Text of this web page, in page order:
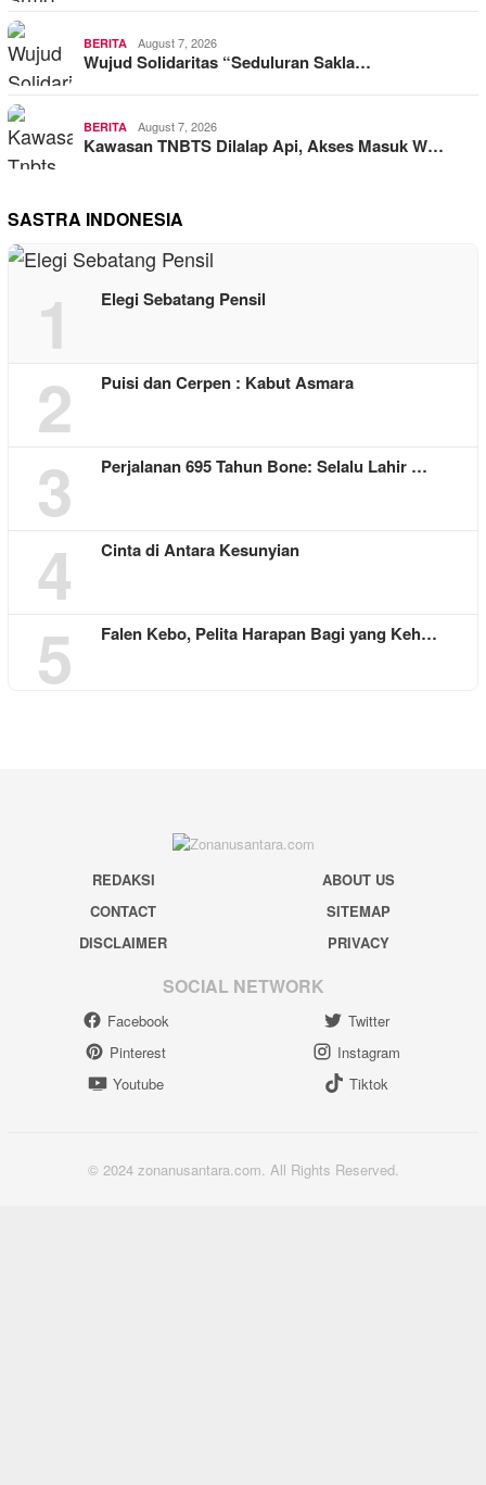
BERITA August 7, 2026
Wujud Solidaritas “Seduluran Sakla…
BERITA August 7, 2026
Kawasan TNBTS Dilalap Api, Akses Masuk W…
SASTRA INDONESIA
1 Elegi Sebatang Pensil
2 Puisi dan Cerpen : Kabut Asmara
3 Perjalanan 695 Tahun Bone: Selalu Lahir …
4 Cinta di Antara Kesunyian
5 Falen Kebo, Pelita Harapan Bagi yang Keh…
REDAKSI
ABOUT US
CONTACT
SITEMAP
DISCLAIMER
PRIVACY
SOCIAL NETWORK
Facebook
Twitter
Pinterest
Instagram
Youtube
Tiktok
© 2024 zonanusantara.com. All Rights Reserved.